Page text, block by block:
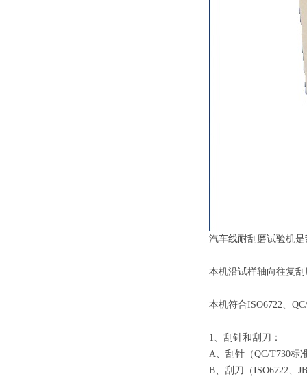
汽车线耐刮磨试验机
本机沿试样轴向往复
本机符合ISO6722、
1、刮针和刮刀：
A、刮针（QC/T730标
B、刮刀（ISO6722、